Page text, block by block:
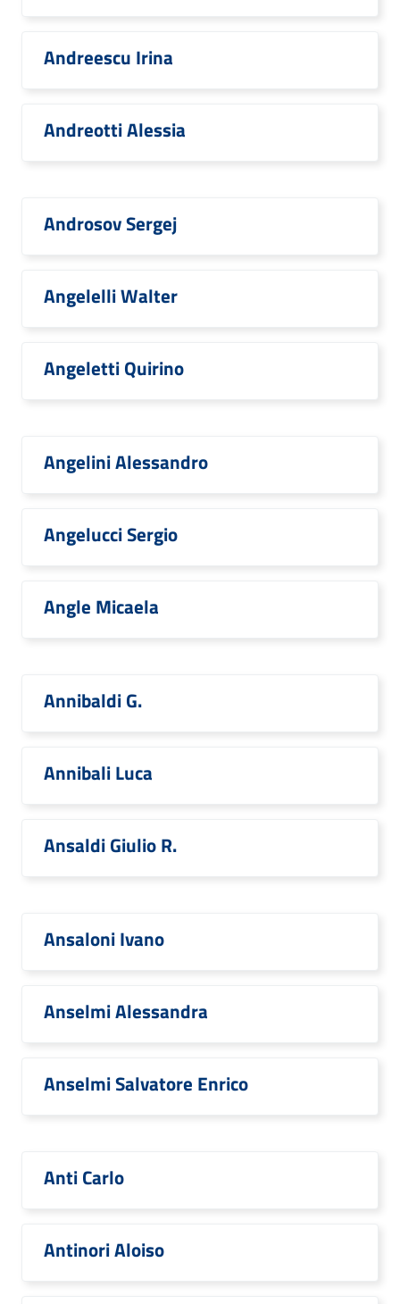
Andreescu Irina
Andreotti Alessia
Androsov Sergej
Angelelli Walter
Angeletti Quirino
Angelini Alessandro
Angelucci Sergio
Angle Micaela
Annibaldi G.
Annibali Luca
Ansaldi Giulio R.
Ansaloni Ivano
Anselmi Alessandra
Anselmi Salvatore Enrico
Anti Carlo
Antinori Aloiso